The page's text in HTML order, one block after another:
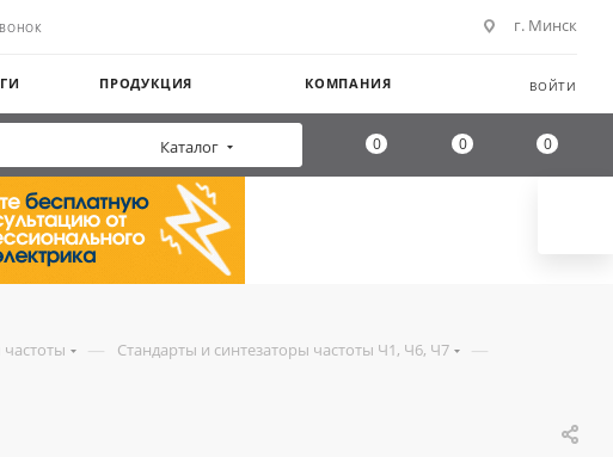
г. Минск
ПРОДУКЦИЯ КОМПАНИЯ ВОЙТИ
Каталог 0 0 0
— Стандарты и синтезаторы частоты Ч1, Ч6, Ч7 —